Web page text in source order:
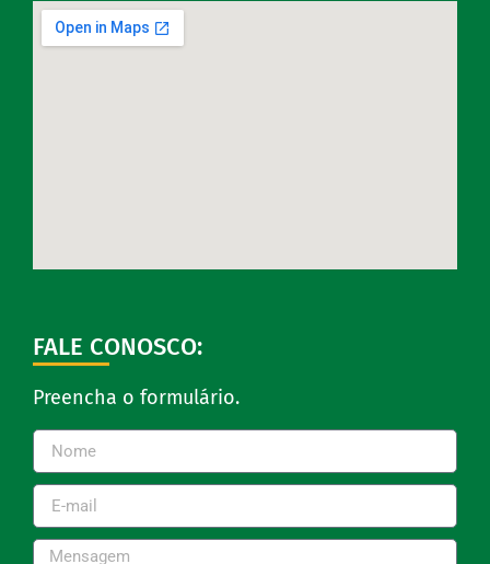
FALE CONOSCO:
Preencha o formulário.